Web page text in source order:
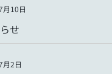
月10日
せ
月2日